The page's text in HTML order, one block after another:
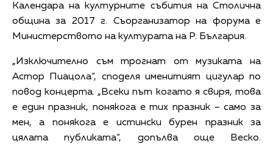
Календара на културните събития на Столична
община за 2017 г. Съорганизатор на форума е
Министерството на културата на Р. България.
„Изключително съм трогнат от музиката на
Астор Пиацола“, споделя именитият цигулар по
повод концерта. „Всеки път когато я свиря, това
е един празник, понякога е тих празник – само за
мен, а понякога е истински бурен празник за
цялата публиката“, допълва още Веско.